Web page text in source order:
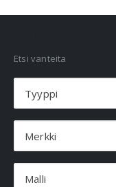
Etsi vanteita
Tyyppi
Merkki
Malli